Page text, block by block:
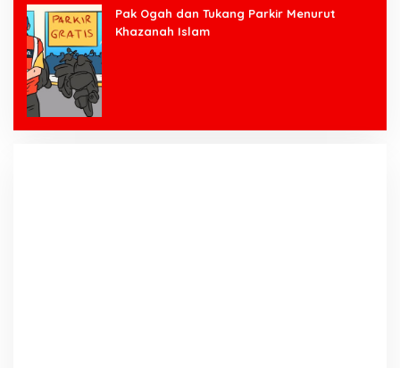
Pak Ogah dan Tukang Parkir Menurut
Khazanah Islam